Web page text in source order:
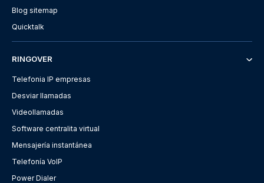
Blog sitemap
Quicktalk
RINGOVER
Telefonia IP empresas
Desviar llamadas
Videollamadas
Software centralita virtual
Mensajería instantánea
Telefonía VoIP
Power Dialer